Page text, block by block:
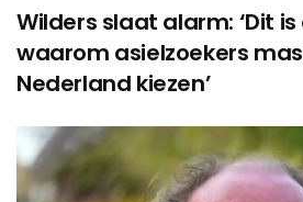
Wilders slaat alarm: ‘Dit
waarom asielzoekers
Nederland kiezen’